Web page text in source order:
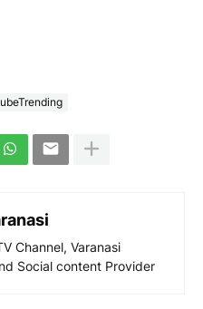
Channel, Varanasi
Social content Provider